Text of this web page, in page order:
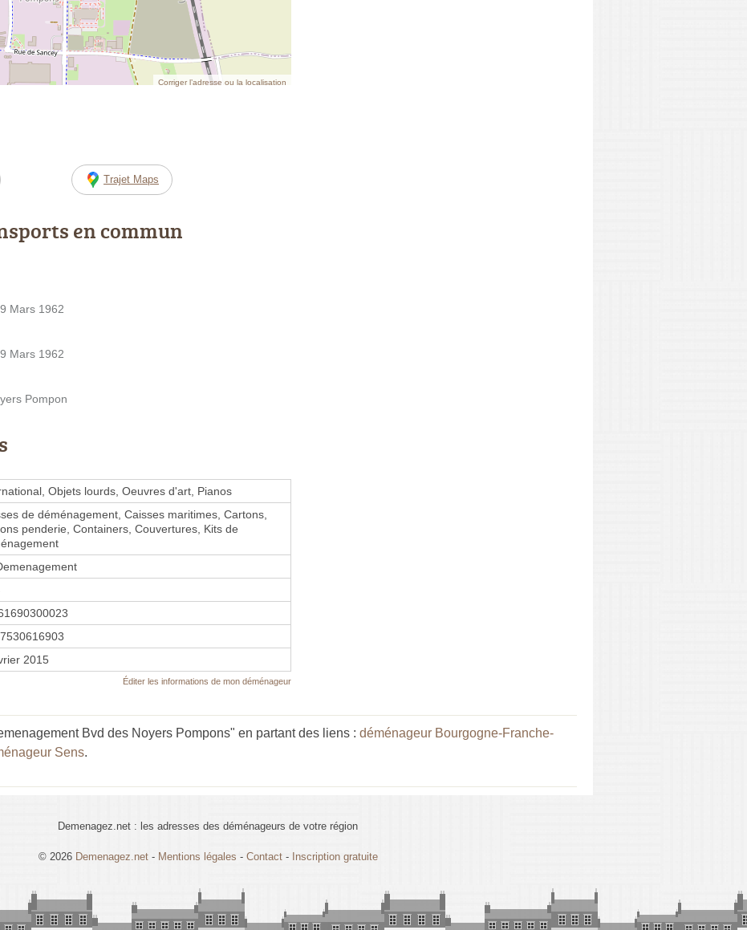
Corriger l’adresse ou la localisation
Trajet Maps
en commun
Mars 1962
Mars 1962
Pompon
Objets lourds, Oeuvres d'art, Pianos
de déménagement, Caisses maritimes, Cartons,
penderie, Containers, Couvertures, Kits de
2015
Éditer les informations de mon déménageur
Bvd des Noyers Pompons" en partant des liens : déménageur Bourgogne-Franche-
Sens.
Demenagez.net : les adresses des déménageurs de votre région
© 2026 Demenagez.net - Mentions légales - Contact- Inscription gratuite